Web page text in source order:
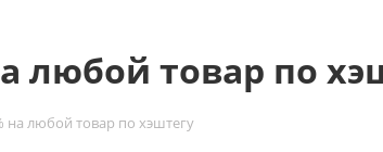
любой товар по
на любой товар по хэштегу